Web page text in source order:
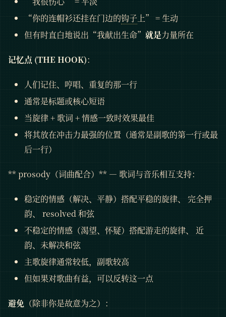
“你的连帽衫还挂在门边的钩子 上” = 生动
但有时直白地说出“我献出生命” 就是力量所在
记忆点 (THE HOOK)：
人们记住、哼唱、重复的那一行
通常是标题或核心短语
当旋律 + 歌词 + 情感一致时效果最佳
将其放在冲击力最强的位置（通常是副歌的第一行或最
后一行）
** prosody（词曲配合）** — 歌词与音乐相互支持：
稳定的情感（解决、平静）搭配平稳的旋律、 完全押
韵、 resolved 和弦
不稳定的情感（渴望、怀疑）搭配游走的旋律、 近
韵、未解决和弦
主歌旋律通常较低，副歌较高
但如果对歌曲有益，可以反转这一点
避免 （除非你是故意为之）：